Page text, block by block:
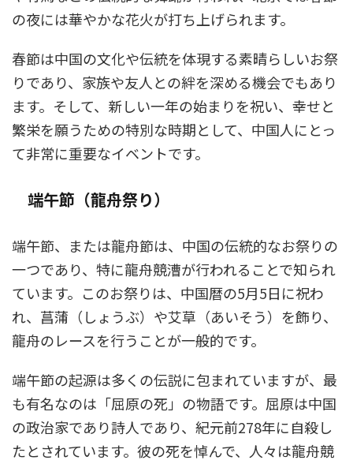
の夜には華やかな花火が打ち上げられます。
春節は中国の文化や伝統を体現する素晴らしいお祭
りであり、家族や友人との絆を深める機会でもあり
ます。そして、新しい一年の始まりを祝い、幸せと
繁栄を願うための特別な時期として、中国人にとっ
て非常に重要なイベントです。
端午節（龍舟祭り）
端午節、または龍舟節は、中国の伝統的なお祭りの
一つであり、特に龍舟競漕が行われることで知られ
ています。このお祭りは、中国暦の5月5日に祝わ
れ、菖蒲（しょうぶ）や艾草（あいそう）を飾り、
龍舟のレースを行うことが一般的です。
端午節の起源は多くの伝説に包まれていますが、最
も有名なのは「屈原の死」の物語です。屈原は中国
の政治家であり詩人であり、紀元前278年に自殺し
たとされています。彼の死を悼んで、人々は龍舟競